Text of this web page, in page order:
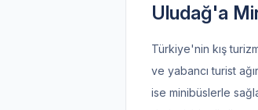
Uludağ'a
Türkiye'nin kış
ve yabancı turist
ise minibüslerle